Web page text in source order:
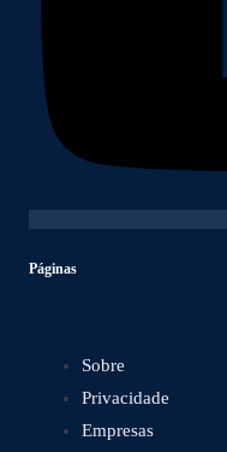
Páginas
Sobre
Privacidade
Empresas